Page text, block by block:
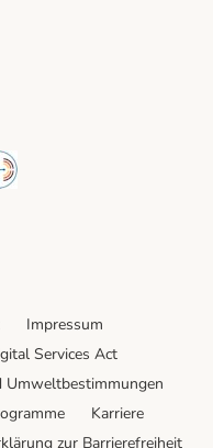
Security
Impressum
Services Act
Umweltbestimmungen
Karriere
zur Barrierefreiheit